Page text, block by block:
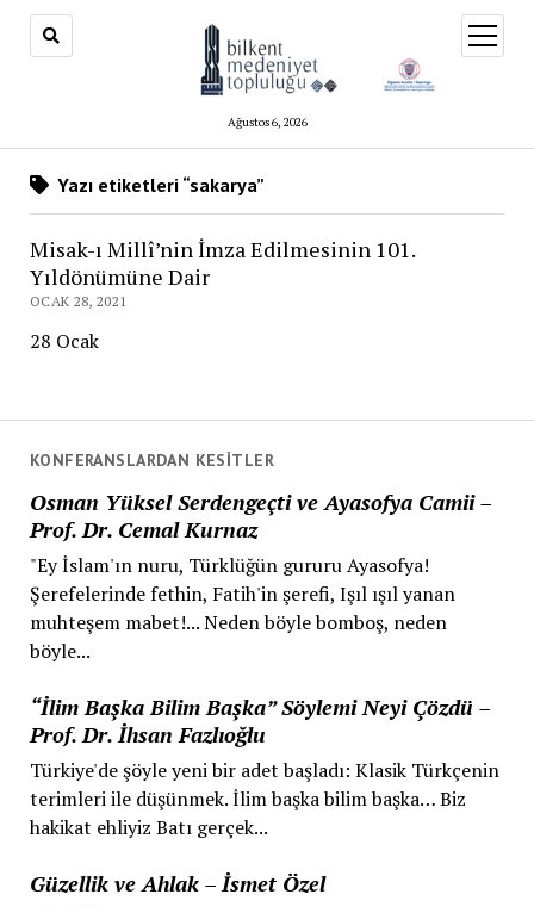
Ağustos 6, 2026
aç
KONFERANSLARDAN KESITLER
Osman Yüksel Serdengeçti ve Ayasofya Camii –
Prof. Dr. Cemal Kurnaz
"Ey İslam'ın nuru, Türklüğün gururu Ayasofya!
Şerefelerinde fethin, Fatih'in şerefi, Işıl ışıl yanan
muhteşem mabet!... Neden böyle bomboş, neden
böyle...
“İlim Başka Bilim Başka” Söylemi Neyi Çözdü –
Prof. Dr. İhsan Fazlıoğlu
Türkiye'de şöyle yeni bir adet başladı: Klasik Türkçenin
terimleri ile düşünmek. İlim başka bilim başka… Biz
hakikat ehliyiz Batı gerçek...
Güzellik ve Ahlak – İsmet Özel
Yazı etiketleri “sakarya”
Misak-ı Millî’nin İmza Edilmesinin 101.
Yıldönümüne Dair
OCAK 28, 2021
28 Ocak